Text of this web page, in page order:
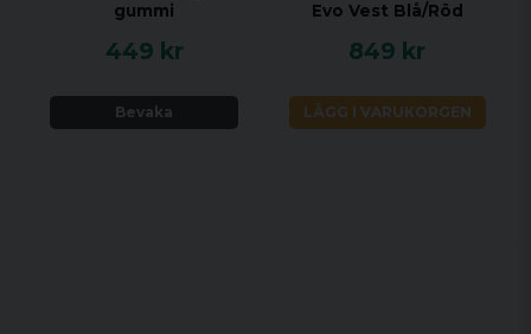
gummi
449 kr
Bevaka
Evo Vest Blå/Röd
849 kr
LÄGG I VARUKORGEN